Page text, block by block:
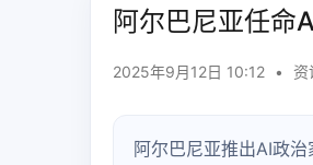
阿尔巴尼亚任命
2025年9月12日 10:12 • 资
阿尔巴尼亚推出AI政